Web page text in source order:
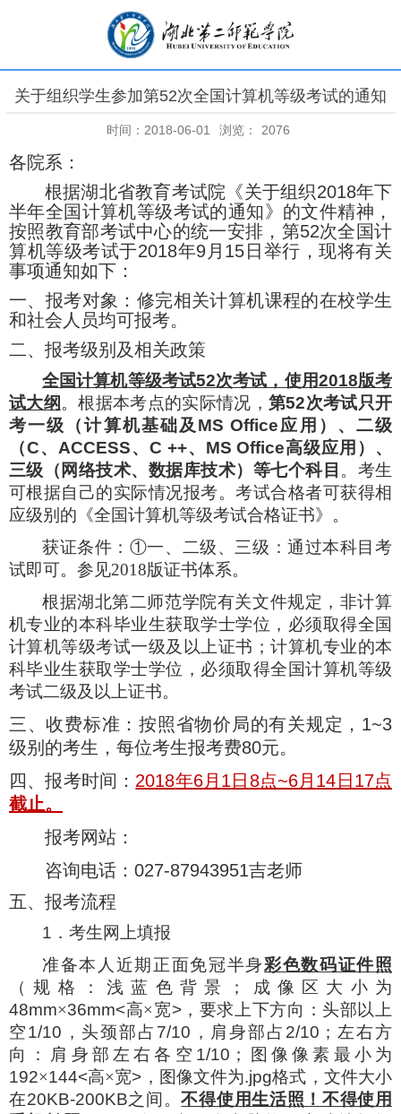
关于组织学生参加第52次全国计算机等级考试的通知
时间：2018-06-01 浏览： 2076
各院系：
根据湖北省教育考试院《关于组织2018年下
半年全国计算机等级考试的通知》的文件精神，
按照教育部考试中心的统一安排，第52次全国计
算机等级考试于2018年9 月 15 日举行，现将有关
事项通知如下：
一、报考对象：修完相关计算机课程的在校学生
和社会人员均可报考。
二、报考级别及相关政策
全国计算机等级考试52次考试，使用2018版考
试大纲 。根据本考点的实际情况， 第52次考试只开
考一级（计算机基础及 MS Office应用）、二级
（C、 ACCESS、 C ++、 MS Office高级应用）、
三级（网络技术、数据库技术）等七个科目 。考生
可根据自己的实际情况报考。考试合格者可获得相
应级别的《全国计算机等级考试合格证书》。
获证条件： ①一、二级、三级：通过本科目考
试即可。 参见2018版证书体系。
根据湖北第二师范学院有关文件规定，非计算
机专业的本科毕业生获取学士学位，必须取得全国
计算机等级考试一级及以上证书；计算机专业的本
科毕业生获取学士学位，必须取得全国计算机等级
考试二级及以上证书。
三、收费标准：按照省物价局的有关规定， 1~3
级别的考生，每位考生报考费80元。
四、报考时间： 2018年6月 1 日 8点~6月 14 日 17点
截止。
报考网站：
咨询电话： 027-87943951吉老师
五、报考流程
1 ．考生网上填报
准备本人近期正面免冠半身彩色数码证件照
（规格：浅蓝色背景；成像区大小为
48mm×36mm<高×宽>，要求上下方向：头部以上
空1/10 ，头颈部占 7/10 ，肩身部占 2/10 ；左右方
向：肩身部左右各空 1/10 ；图像像素最小为
192×144<高×宽> ，图像文件为.jpg格式，文件大小
在20KB-200KB之间。不得使用生活照！不得使用